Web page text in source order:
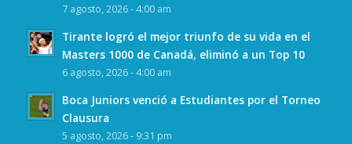
7 agosto, 2026 - 4:00 am
Tirante logró el mejor triunfo de su vida en el
Masters 1000 de Canadá, eliminó a un Top 10
6 agosto, 2026 - 4:00 am
Boca Juniors venció a Estudiantes por el Torneo
Clausura
5 agosto, 2026 - 9:31 pm